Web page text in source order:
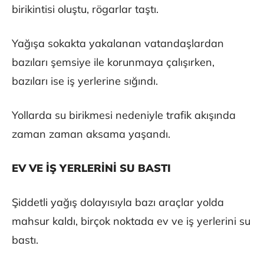
birikintisi oluştu, rögarlar taştı.
Yağışa sokakta yakalanan vatandaşlardan
bazıları şemsiye ile korunmaya çalışırken,
bazıları ise iş yerlerine sığındı.
Yollarda su birikmesi nedeniyle trafik akışında
zaman zaman aksama yaşandı.
EV VE İŞ YERLERİNİ SU BASTI
Şiddetli yağış dolayısıyla bazı araçlar yolda
mahsur kaldı, birçok noktada ev ve iş yerlerini su
bastı.